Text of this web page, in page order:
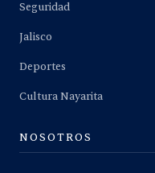
Seguridad
Jalisco
Deportes
Cultura Nayarita
NOSOTROS